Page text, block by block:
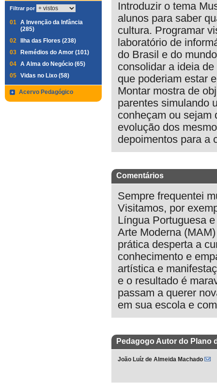
Filtrar por
01 A Invenção da Infância
(285)
02
Ilha das Flores (238)
03
Remédios do Amor (101)
04 A Alma do Negócio (65)
05 Vidas no Lixo (58)
Acervo Pedagógico
Introduzir o tema
alunos para saber
cultura. Programar
laboratório de
do Brasil e do
consolidar a ideia
que poderiam estar
Montar mostra de
parentes simulando
conheçam ou sejam
evolução dos
depoimentos para a
Comentários
Sempre frequentei
Visitamos, por
Língua Portuguesa
Arte Moderna
prática desperta a
conhecimento e
artística e
e o resultado é
passam a querer
em sua escola e
Pedagogo Autor do Plano
João Luíz de Almeida Machado